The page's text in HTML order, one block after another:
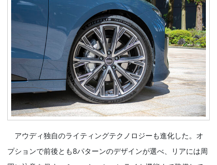
アウディ独自のライティングテクノロジーも進化した。オ
プションで前後とも8パターンのデザインが選べ、リアには周